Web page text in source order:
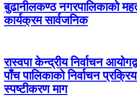
बुढानीलकण्ठ नगरपालिकाको
कार्यक्रम सार्वजनिक
रास्वपा केन्द्रीय निर्वाचन
पाँच पालिकाको निर्वाचन
स्पष्टीकरण माग